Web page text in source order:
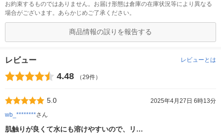
お約束するものではありません。お届け形態は倉庫の在庫状況等により異なる
場合がございます。あらかじめご了承ください。
商品情報の誤りを報告する
レビュー レビューとは
4.48 （29件）
5.0
2025年4月27日 6時13分
wb_********さん
肌触りが良くて水にも溶けやすいので、リ…